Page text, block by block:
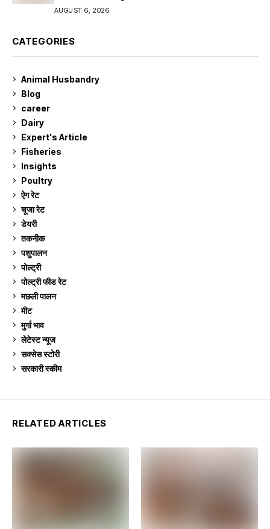
AUGUST 6, 2026
CATEGORIES
Animal Husbandry
Blog
career
Dairy
Expert's Article
Fisheries
Insights
Poultry
ऐग रेट
चूजा रेट
डेयरी
तकनीक
पशुपालन
पोल्ट्री
पोल्ट्री फीड रेट
मछली पालन
मीट
मुर्गा भाव
लेटेस्ट न्यूज
सक्सेस स्टो‍री
सरकारी स्की‍म
RELATED ARTICLES